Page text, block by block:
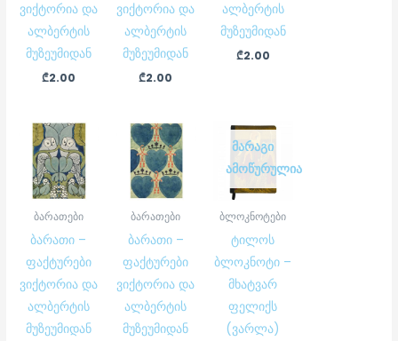
ვიქტორია და
ალბერტის
მუზეუმიდან
₾2.00
ვიქტორია და
ალბერტის
მუზეუმიდან
₾2.00
ალბერტის
მუზეუმიდან
₾2.00
ბარათები
ბარათი –
ფაქტურები
ვიქტორია და
ალბერტის
მუზეუმიდან
ბარათები
ბარათი –
ფაქტურები
ვიქტორია და
ალბერტის
მუზეუმიდან
ᲛᲐᲠᲐᲒᲘ
ᲐᲛᲝᲬᲣᲠᲣᲚᲘᲐ
ბლოკნოტები
ტილოს
ბლოკნოტი –
მხატვარ
ფელიქს
(ვარლა)